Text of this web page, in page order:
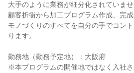
大手のように業務が細分化されていませ
顧客折衝から加工プログラム作成、完成
モノづくりのすべてを自分の手でコン
ります。
勤務地（勤務予定地）：大阪府
※本プログラムの開催地ではなく入社